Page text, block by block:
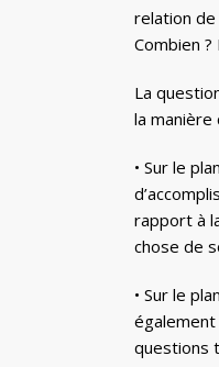
relation de
Combien ?
La
la
• Sur le
rapport à
chose de
• Sur le
également
questions